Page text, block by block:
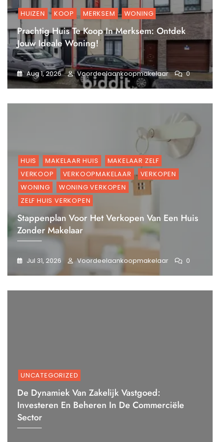
HUIZEN KOOP MERKSEM WONING
Prachtig Huis Te Koop In Merksem: Ontdek
Jouw Ideale Woning!
Aug 1, 2026 Voordeelaankoopmakelaar 0
HUIS MAKELAAR HUIS
MAKELAAR ZELF
VERKOOP
VERKOOPMAKELAAR
VERKOPEN
WONING
WONING VERKOPEN
ZELF HUIS VERKOPEN
Stappenplan Voor Het Verkopen Van Een Huis
Zonder Makelaar
Jul 31, 2026 Voordeelaankoopmakelaar 0
UNCATEGORIZED
De Dynamiek Van Zakelijk Vastgoed:
Investeren En Beheren In De Commerciële
Sector